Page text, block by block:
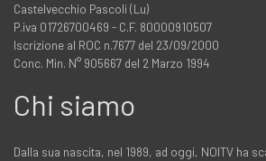
Castelvecchio Pascoli (Lu)
P.iva 01726700469 - C.F. 80000910507
Iscrizione al ROC n.7677 del 23/09/2000
Conc. Min. N° 905667 del 2 Marzo 1994
Chi siamo
Dalla sua nascita, nel 1989, ad oggi, NOITV ha